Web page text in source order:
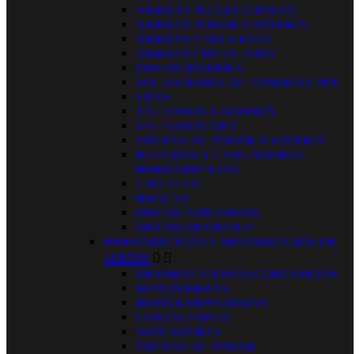
SIERRAS INGLETADORAS
SIERRAS PODAR A BATERIA
SIERRAS Y SEGUETAS
SIERRAS CIRCULARES
DISCOS MADERA
SOLDADORES DE TUBERIAS PPR
LIJAS
TALADROS A BATERÍA
TALADROS 220V
TIJERAS DE PODAR A BATERIA
BATERIAS Y CARGADORES
HERRAMIENTAS
CINCELES
BROCAS
DISCOS ABRASIVOS
DISCOS DIAMANTE
HERRAMIENTAS Y MOTORIZADOS DE
JARDIN  
DESBROZADORAS CORTASETOS
MOTOSIERRAS
HIDROLIMPIADORAS
CORTACESPED
SOPLADORES
TIJERAS DE PODAR